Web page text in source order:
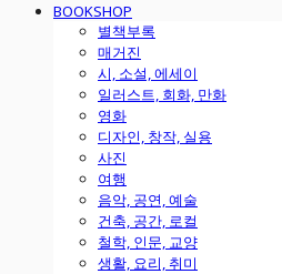
BOOKSHOP
별책부록
매거진
시, 소설, 에세이
일러스트, 회화, 만화
영화
디자인, 창작, 실용
사진
여행
음악, 공연, 예술
건축, 공간, 로컬
철학, 인문, 교양
생활, 요리, 취미